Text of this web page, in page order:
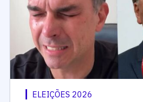
ELEIÇÕES 2026